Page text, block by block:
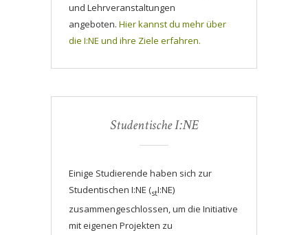
und Lehrveranstaltungen
angeboten. Hier kannst du mehr über
die I:NE und ihre Ziele erfahren.
Studentische I:NE
Einige Studierende haben sich zur
Studentischen I:NE (stI:NE)
zusammengeschlossen, um die Initiative
mit eigenen Projekten zu